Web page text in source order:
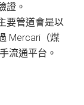
證。
要管道會是以
Mercari（煤
流通平台。